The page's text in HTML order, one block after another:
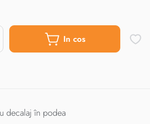
In cos
decalaj în podea